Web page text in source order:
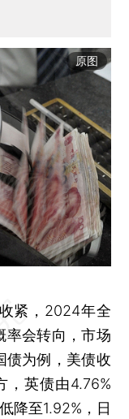
原图
紧，2024年全
率会转向，市场
债为例，美债收
，英债由4.76%
降至1.92%，日